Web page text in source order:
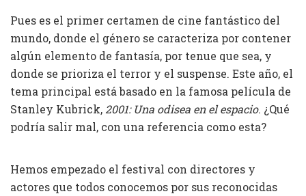
Pues es el primer certamen de cine fantástico del
mundo, donde el género se caracteriza por contener
algún elemento de fantasía, por tenue que sea, y
donde se prioriza el terror y el suspense. Este año, el
tema principal está basado en la famosa película de
Stanley Kubrick, 2001: Una odisea en el espacio. ¿Qué
podría salir mal, con una referencia como esta?
Hemos empezado el festival con directores y
actores que todos conocemos por sus reconocidas